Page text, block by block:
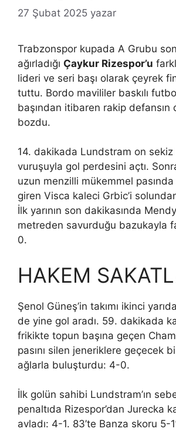
27 Şubat 2025 yazar
Trabzonspor kupada A Grubu
ağırladığı Çaykur Rizespor’u
lideri ve seri başı olarak çeyrek
tuttu. Bordo mavililer baskılı
başından itibaren rakip defansın
bozdu.
14. dakikada Lundstram on sekiz
vuruşuyla gol perdesini açtı.
uzun menzilli mükemmel pasında
giren Visca kaleci Grbic’i
İlk yarının son dakikasında
metreden savurduğu bazukayla
0.
HAKEM
Şenol Güneş’in takımı ikinci
de yine gol aradı. 59. dakikada
frikikte topun başına geçen
pasını silen jeneriklere geçecek
ağlarla buluşturdu: 4-0.
İlk golün sahibi Lundstram’ın
penaltıda Rizespor’dan Jurecka
avladı: 4-1. 83’te Banza skoru 5-